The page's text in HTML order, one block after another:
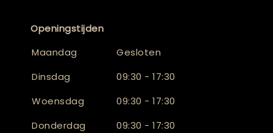
Openingstijden
Maandag
Gesloten
Dinsdag
09:30 - 17:30
Woensdag
09:30 - 17:30
Donderdag
09:30 - 17:30